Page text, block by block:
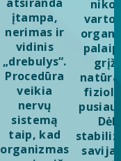
įtampa,
nerimas ir
vidinis
„drebulys“.
Procedūra
veikia
nervų
sistemą
taip, kad
organizmas
Dėl